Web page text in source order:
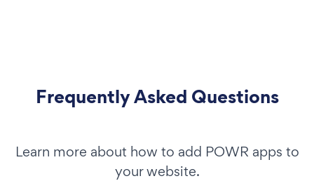
Frequently Asked Questions
Learn more about how to add POWR apps to
your website.